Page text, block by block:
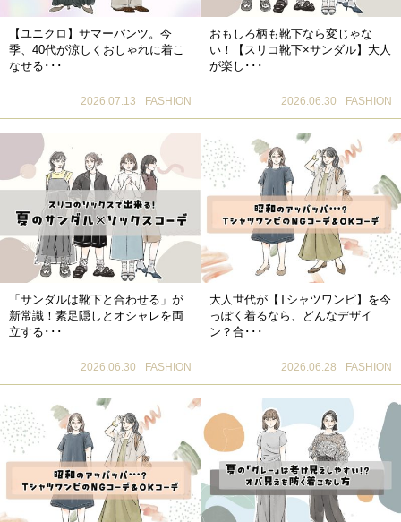
【ユニクロ】サマーパンツ。今
季、40代が涼しくおしゃれに着こ
なせる･･･
2026.07.13 FASHION
おもしろ柄も靴下なら変じゃな
い！【スリコ靴下×サンダル】大人
が楽し･･･
2026.06.30 FASHION
「サンダルは靴下と合わせる」が
新常識！素足隠しとオシャレを両
立する･･･
2026.06.30 FASHION
大人世代が【Tシャツワンピ】を今
っぽく着るなら、どんなデザイ
ン？合･･･
2026.06.28 FASHION